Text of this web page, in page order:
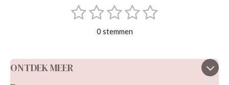
n
1
e
r
2
e
3
s
e
4
s
e
5
e
0 stemmen
ONTDEK MEER